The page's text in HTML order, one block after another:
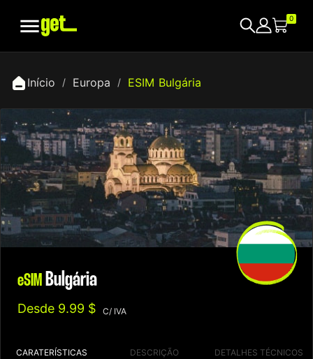
 0
Início Europa ESIM Bulgária
eSIM Bulgária
Desde 9.99 $ C/ IVA
CARATERÍSTICAS DESCRIÇÃO DETALHES TÉCNICOS